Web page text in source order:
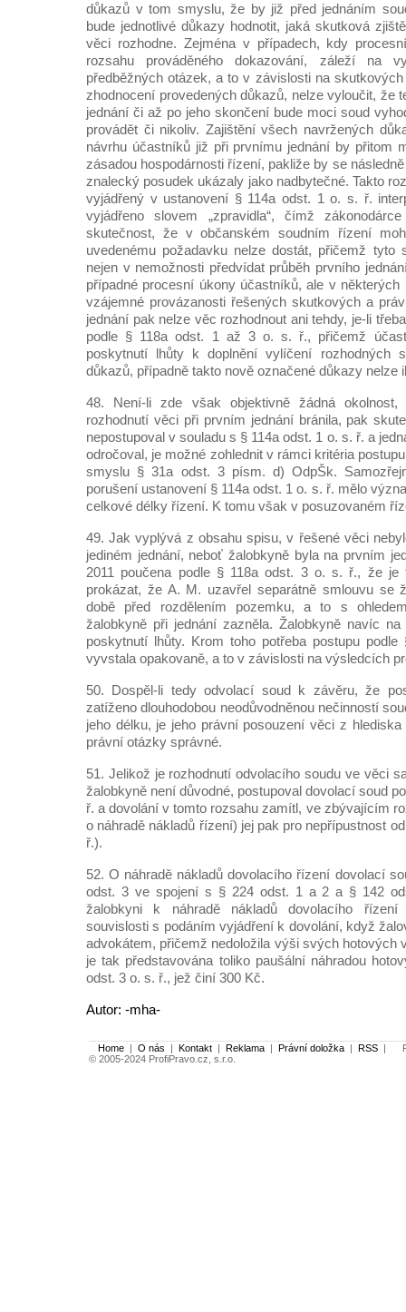
důkazů v tom smyslu, že by již před jednáním
bude jednotlivé důkazy hodnotit, jaká skutková
věci rozhodne. Zejména v případech, kdy
rozsahu prováděného dokazování, záleží na
předběžných otázek, a to v závislosti na
zhodnocení provedených důkazů, nelze vyloučit, že
jednání či až po jeho skončení bude moci soud
provádět či nikoliv. Zajištění všech navržených
návrhu účastníků již při prvnímu jednání by přitom
zásadou hospodárnosti řízení, pakliže by se
znalecký posudek ukázaly jako nadbytečné. Takto
vyjádřený v ustanovení § 114a odst. 1 o. s. ř.
vyjádřeno slovem „zpravidla“, čímž
skutečnost, že v občanském soudním řízení
uvedenému požadavku nelze dostát, přičemž tyto
nejen v nemožnosti předvídat průběh prvního
případné procesní úkony účastníků, ale v
vzájemné provázanosti řešených skutkových a
jednání pak nelze věc rozhodnout ani tehdy, je-li
podle § 118a odst. 1 až 3 o. s. ř., přičemž
poskytnutí lhůty k doplnění vylíčení rozhodných
důkazů, případně takto nově označené důkazy nelze
48. Není-li zde však objektivně žádná
rozhodnutí věci při prvním jednání bránila, pak
nepostupoval v souladu s § 114a odst. 1 o. s. ř. a
odročoval, je možné zohlednit v rámci kritéria
smyslu § 31a odst. 3 písm. d) OdpŠk.
porušení ustanovení § 114a odst. 1 o. s. ř. mělo
celkové délky řízení. K tomu však v posuzovaném
49. Jak vyplývá z obsahu spisu, v řešené věci
jediném jednání, neboť žalobkyně byla na prvním
2011 poučena podle § 118a odst. 3 o. s. ř., že je
prokázat, že A. M. uzavřel separátně smlouvu se
době před rozdělením pozemku, a to s
žalobkyně při jednání zazněla. Žalobkyně navíc
poskytnutí lhůty. Krom toho potřeba postupu
vyvstala opakovaně, a to v závislosti na výsledcích
50. Dospěl-li tedy odvolací soud k závěru, že
zatíženo dlouhodobou neodůvodněnou nečinností
jeho délku, je jeho právní posouzení věci z
právní otázky správné.
51. Jelikož je rozhodnutí odvolacího soudu ve věci
žalobkyně není důvodné, postupoval dovolací soud
ř. a dovolání v tomto rozsahu zamítl, ve zbývajícím
o náhradě nákladů řízení) jej pak pro nepřípustnost
ř.).
52. O náhradě nákladů dovolacího řízení dovolací
odst. 3 ve spojení s § 224 odst. 1 a 2 a § 142
žalobkyni k náhradě nákladů dovolacího
souvislosti s podáním vyjádření k dovolání, když
advokátem, přičemž nedoložila výši svých hotových
je tak představována toliko paušální náhradou
odst. 3 o. s. ř., jež činí 300 Kč.
Autor: -mha-
Home | O nás | Kontakt | Reklama | Právní doložka | RSS |
© 2005-2024 ProfiPravo.cz, s.r.o.